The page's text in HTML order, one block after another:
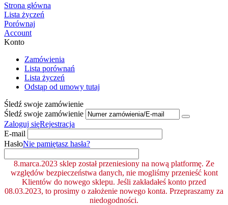
Strona główna
Lista życzeń
Porównaj
Account
Konto
Zamówienia
Lista porównań
Lista życzeń
Odstąp od umowy tutaj
Śledź swoje zamówienie
Śledź swoje zamówienie
Zaloguj sięRejestracja
E-mail
HasłoNie pamiętasz hasła?
8.marca.2023 sklep został przeniesiony na nową platformę. Ze
względów bezpieczeństwa danych, nie mogliśmy przenieść kont
Klientów do nowego sklepu. Jeśli zakładałeś konto przed
08.03.2023, to prosimy o założenie nowego konta. Przepraszamy za
niedogodności.